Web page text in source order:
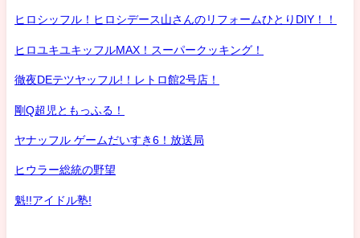
ヒロシッフル！ヒロシデース山さんのリフォームひとりDIY！！
ヒロユキユキッフルMAX！スーパークッキング！
徹夜DEテツヤッフル!！レトロ館2号店！
剛Q超児ともっふる！
ヤナッフル ゲームだいすき6！放送局
ヒウラー総統の野望
魁!!アイドル塾!